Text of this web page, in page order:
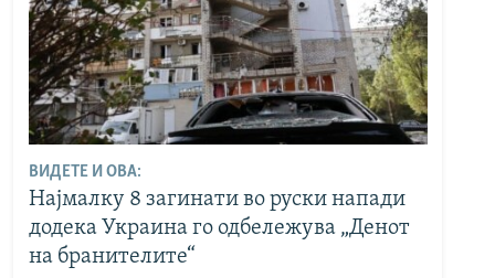
ВИДЕТЕ И ОВА:
Најмалку 8 загинати во руски напади
додека Украина го одбележува „Денот
на бранителите“